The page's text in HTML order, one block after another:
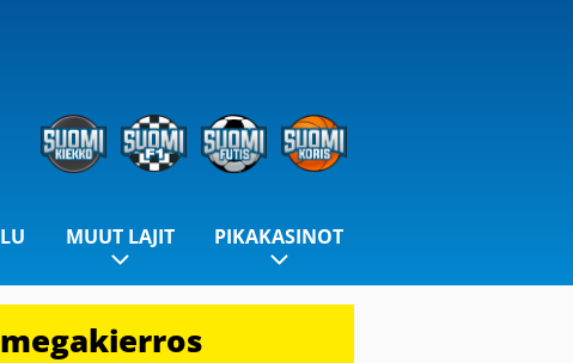
MUUT LAJIT PIKAKASINOT